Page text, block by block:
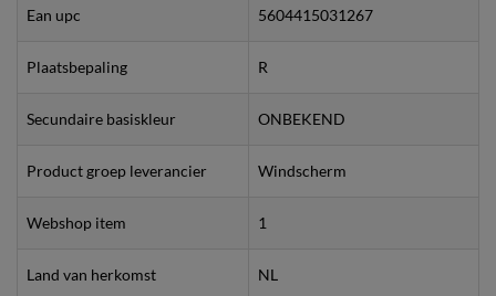
Ean upc 5604415031267
Plaatsbepaling R
Secundaire basiskleur ONBEKEND
Product groep leverancier Windscherm
Webshop item 1
Land van herkomst NL